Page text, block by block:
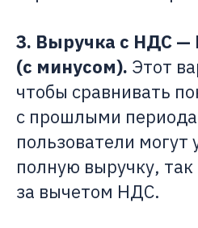
3. Выручка с НДС —
(с минусом). Этот
чтобы сравнивать
с прошлыми
пользователи могут
полную выручку,
за вычетом НДС.